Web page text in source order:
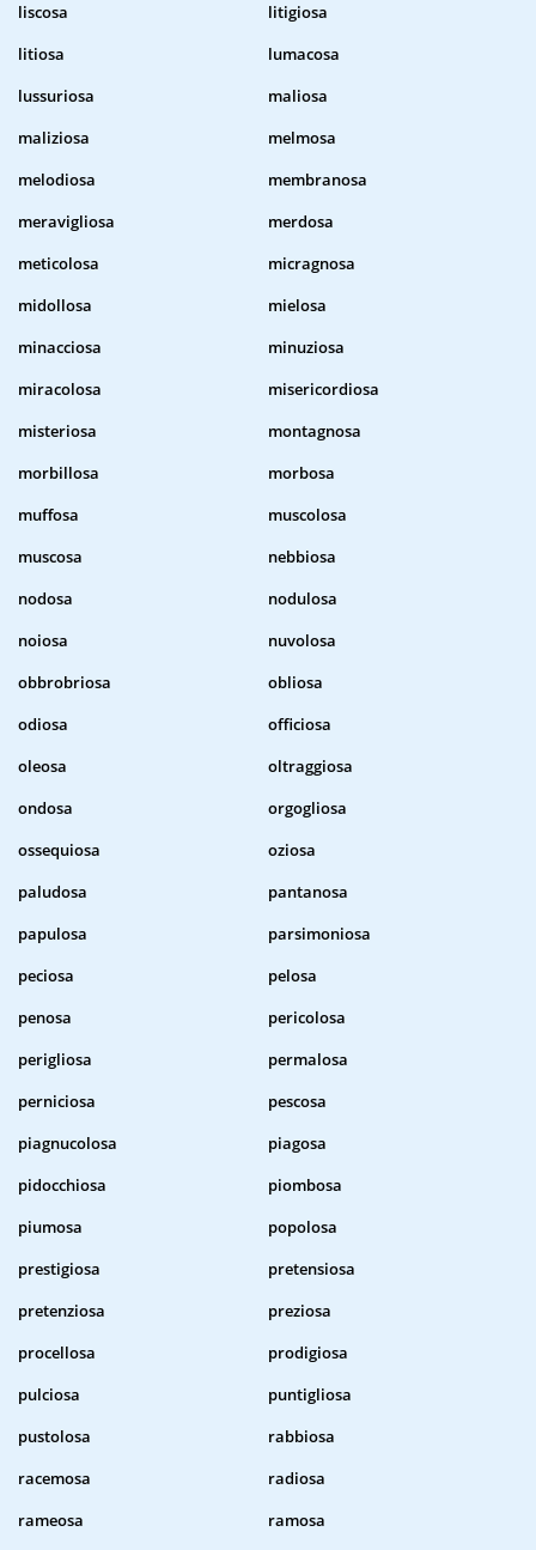
liscosa
litigiosa
litiosa
lumacosa
lussuriosa
maliosa
maliziosa
melmosa
melodiosa
membranosa
meravigliosa
merdosa
meticolosa
micragnosa
midollosa
mielosa
minacciosa
minuziosa
miracolosa
misericordiosa
misteriosa
montagnosa
morbillosa
morbosa
muffosa
muscolosa
muscosa
nebbiosa
nodosa
nodulosa
noiosa
nuvolosa
obbrobriosa
obliosa
odiosa
officiosa
oleosa
oltraggiosa
ondosa
orgogliosa
ossequiosa
oziosa
paludosa
pantanosa
papulosa
parsimoniosa
peciosa
pelosa
penosa
pericolosa
perigliosa
permalosa
perniciosa
pescosa
piagnucolosa
piagosa
pidocchiosa
piombosa
piumosa
popolosa
prestigiosa
pretensiosa
pretenziosa
preziosa
procellosa
prodigiosa
pulciosa
puntigliosa
pustolosa
rabbiosa
racemosa
radiosa
rameosa
ramosa